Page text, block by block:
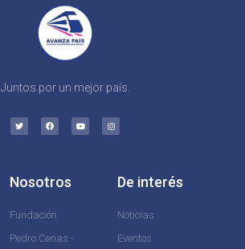
Juntos por un mejor país.
Nosotros
Fundación
Pedro Cenas -
De interés
Noticias
Eventos